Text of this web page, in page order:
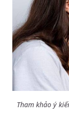
Tham khảo ý